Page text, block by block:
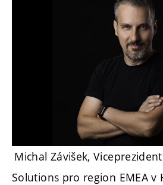
Michal Závišek,
Solutions pro region EMEA v